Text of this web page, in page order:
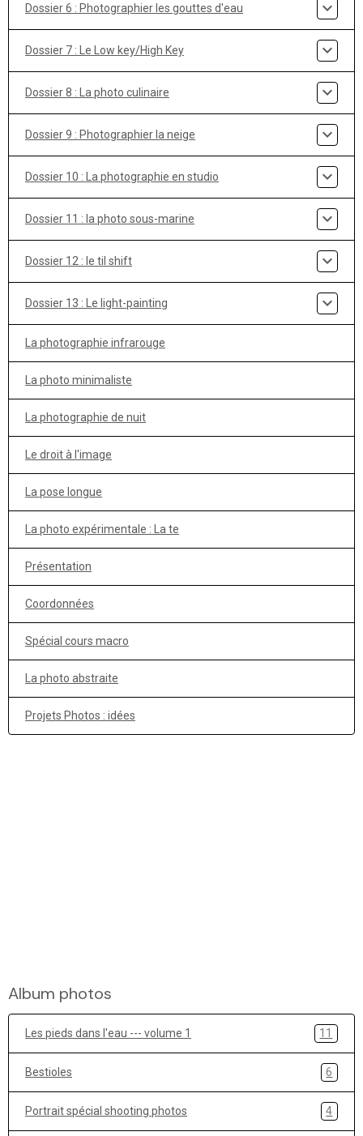
Dossier 6 : Photographier les gouttes d'eau
Dossier 7 : Le Low key/High Key
Dossier 8 : La photo culinaire
Dossier 9 : Photographier la neige
Dossier 10 : La photographie en studio
Dossier 11 : la photo sous-marine
Dossier 12 : le til shift
Dossier 13 : Le light-painting
La photographie infrarouge
La photo minimaliste
La photographie de nuit
Le droit à l'image
La pose longue
La photo expérimentale : La te
Présentation
Coordonnées
Spécial cours macro
La photo abstraite
Projets Photos : idées
Album photos
Les pieds dans l'eau --- volume 1 11
Bestioles 6
Portrait spécial shooting photos 4